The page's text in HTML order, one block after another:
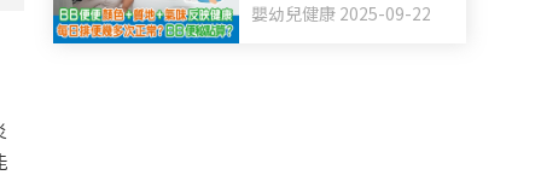
BB便秘點算？
嬰幼兒健康 2025-09-22